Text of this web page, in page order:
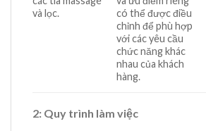
và lọc.
có thể được điều
chỉnh để phù hợp
với các yêu cầu
chức năng khác
nhau của khách
hàng.
2: Quy trình làm việc